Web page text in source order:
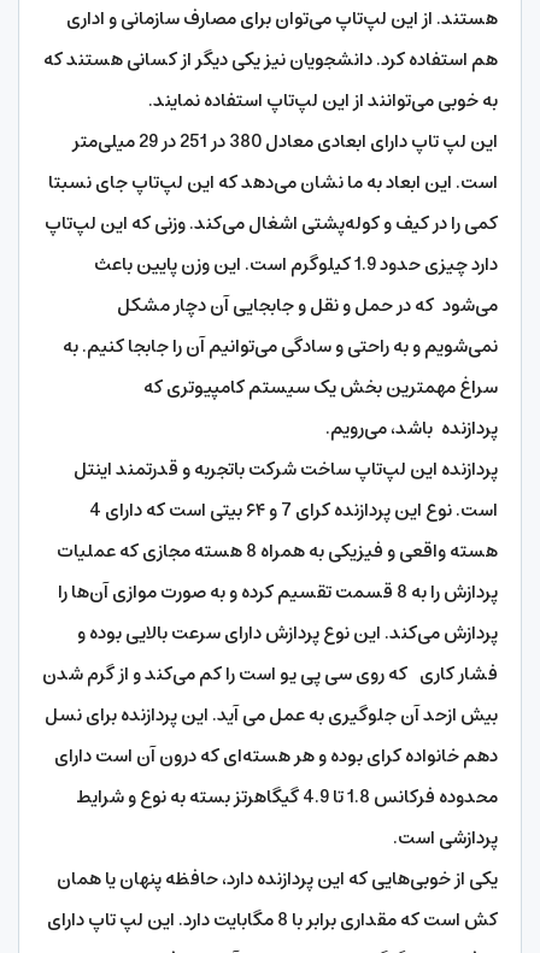
هستند. از این لپ‌تاپ می‌توان برای مصارف سازمانی و اداری
هم استفاده کرد. دانشجویان نیز یکی دیگر از کسانی هستند که
به خوبی می‌توانند از این لپ‌تاپ استفاده نمایند.
این لپ تاپ دارای ابعادی معادل 380 در 251 در 29 میلی‌متر
است. این ابعاد به ما نشان می‌دهد که این لپ‌تاپ جای نسبتا
کمی را در کیف و کوله‌پشتی اشغال می‌کند. وزنی که این لپ‌تاپ
دارد چیزی حدود 1.9 کیلوگرم است. این وزن پایین باعث
می‌شود که در حمل و نقل و جابجایی آن دچار مشکل
نمی‌شویم و به راحتی و سادگی می‌توانیم آن را جابجا کنیم. به
سراغ مهمترین بخش یک سیستم کامپیوتری که
پردازنده باشد، می‌رویم.
پردازنده این لپ‌تاپ ساخت شرکت باتجربه و قدرتمند اینتل
است. نوع این پردازنده کرای 7 و ۶۴ بیتی است که دارای 4
هسته واقعی و فیزیکی به همراه 8 هسته مجازی که عملیات
پردازش را به 8 قسمت تقسیم کرده و به صورت موازی آن‌ها را
پردازش می‌کند. این نوع پردازش دارای سرعت بالایی بوده و
فشار کاری که روی سی پی یو است را کم می‌کند و از گرم شدن
بیش ازحد آن جلوگیری به عمل می آید. این پردازنده برای نسل
دهم خانواده کرای بوده و هر هسته‌ای که درون آن است دارای
محدوده فرکانس 1.8 تا 4.9 گیگاهرتز بسته به نوع و شرایط
پردازشی است.
یکی از خوبی‌هایی که این پردازنده دارد، حافظه پنهان یا همان
کش است که مقداری برابر با 8 مگابایت دارد. این لپ تاپ دارای